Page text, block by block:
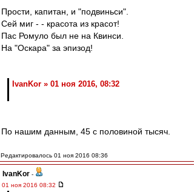
Прости, капитан, и "подвиньси".
Сей миг - - красота из красот!
Пас Ромуло был не на Квинси.
На "Оскара" за эпизод!
IvanKor » 01 ноя 2016, 08:32
По нашим данным, 45 с половиной тысяч.
Редактировалось 01 ноя 2016 08:36
IvanKor -
01 ноя 2016 08:32